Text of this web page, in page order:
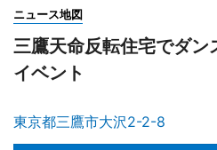
ニュース地図
三鷹天命反転住宅でダン
イベント
東京都三鷹市大沢2-2-8